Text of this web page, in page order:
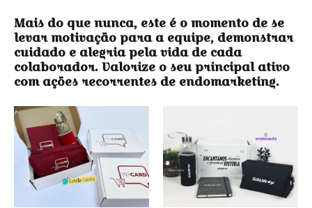
Mais do que nunca, este é o momento de se
levar motivação para a equipe, demonstrar
cuidado e alegria pela vida de cada
colaborador. Valorize o seu principal ativo
com ações recorrentes de endomarketing.